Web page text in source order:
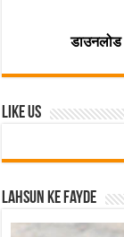
Like Us
Lahsun ke fayde